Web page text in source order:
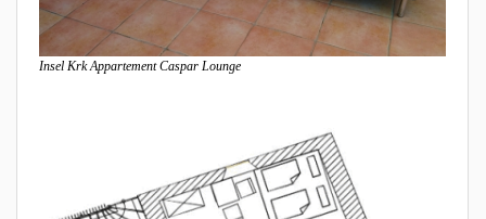
Insel Krk Appartement Caspar Lounge